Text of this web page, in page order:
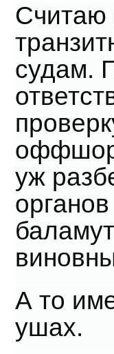
Считаю
судам.
уж
А то
ушах.